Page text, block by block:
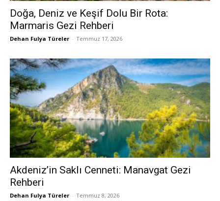
Doğa, Deniz ve Keşif Dolu Bir Rota:
Marmaris Gezi Rehberi
Dehan Fulya Türeler - Temmuz 17, 2026
Akdeniz’in Saklı Cenneti: Manavgat Gezi
Rehberi
Dehan Fulya Türeler - Temmuz 8, 2026